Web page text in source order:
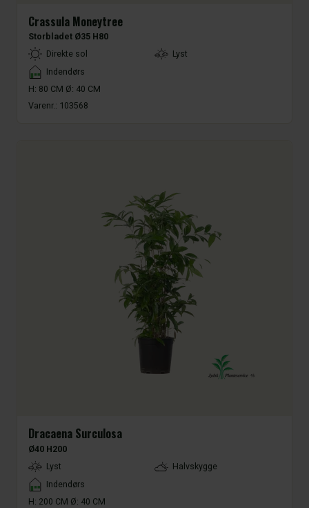
Crassula Moneytree
Storbladet Ø35 H80
LightTypeDirekte sol
Lyst
Placement
Indendørs
H: 80 CM Ø: 40 CM
Varenr.: 103568
Dracaena Surculosa
Ø40 H200
LightType
Lyst
Halvskygge
Placement
Indendørs
H: 200 CM Ø: 40 CM